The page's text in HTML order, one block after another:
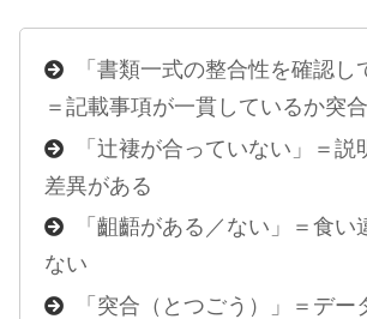
「書類一式の整合性を確認し
＝記載事項が一貫しているか突
「辻褄が合っていない」＝説
差異がある
「齟齬がある／ない」＝食い
ない
「突合（とつごう）」＝デー